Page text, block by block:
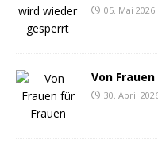
05. Mai 2026
Von
30. April